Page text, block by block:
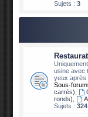
Sujets :3
usine avec
yeux après
Sous-
carrés),
ronds),
Sujets :324